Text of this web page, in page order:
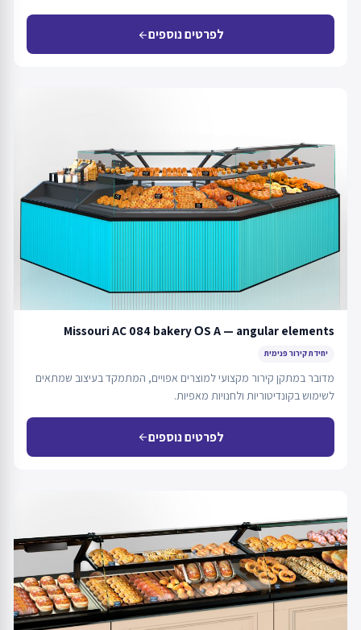
לפרטים נוספיםarrow_back
Missouri AC 084 bakery ОS A — angular elements
יחידת קירור פנימית
מדובר במתקן קירור מקצועי למוצרים אפויים, המתמקד בעיצוב שמתאים
לשימוש בקונדיטוריות ולחנויות מאפיות.
לפרטים נוספיםarrow_back